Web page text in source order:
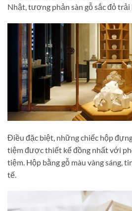
Nhật, tương phản sàn gỗ sắc đỏ trải
Điều đặc biệt, những chiếc hộp
tiệm được thiết kế đồng nhất với
tiệm. Hộp bằng gỗ màu vàng sáng,
tế.